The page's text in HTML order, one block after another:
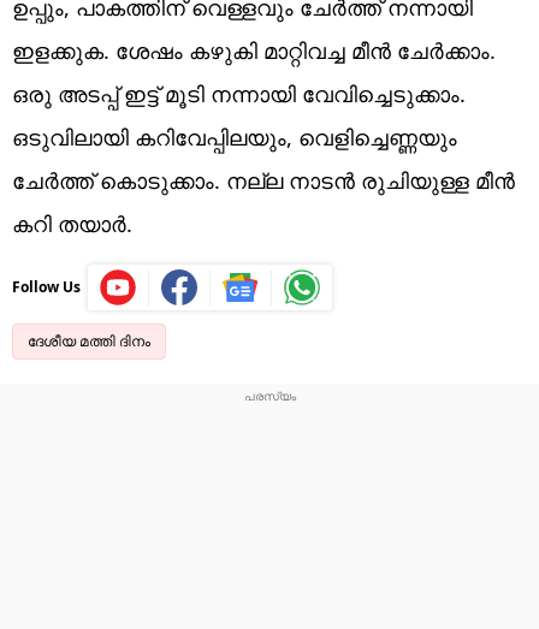
ഉപ്പും, പാകത്തിന് വെള്ളവും ചേർത്ത് നന്നായി
ഇളക്കുക. ശേഷം കഴുകി മാറ്റിവച്ച മീൻ ചേർക്കാം.
ഒരു അടപ്പ് ഇട്ട് മൂടി നന്നായി വേവിച്ചെടുക്കാം.
ഒടുവിലായി കറിവേപ്പിലയും, വെളിച്ചെണ്ണയും
ചേർത്ത് കൊടുക്കാം. നല്ല നാടൻ രുചിയുള്ള മീൻ
കറി തയാർ.
Follow Us
ദേശീയ മത്തി ദിനം